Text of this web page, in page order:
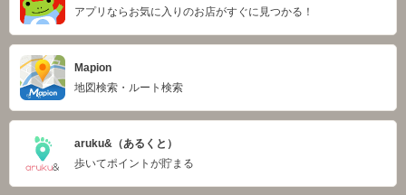
アプリならお気に入りのお店がすぐに見つかる！
Mapion
地図検索・ルート検索
aruku&（あるくと）
歩いてポイントが貯まる